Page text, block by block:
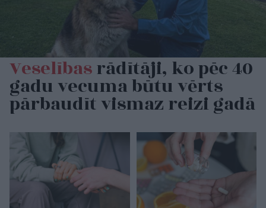
Veselībasrādītāji, ko pēc 40
gadu vecuma būtu vērts
pārbaudīt vismaz reizi gadā